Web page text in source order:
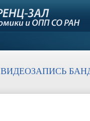
ВИДЕОЗАПИСЬ